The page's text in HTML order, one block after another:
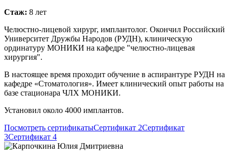
Стаж: 8 лет
Челюстно-лицевой хирург, имплантолог. Окончил Российский
Университет Дружбы Народов (РУДН), клиническую
ординатуру МОНИКИ на кафедре "челюстно-лицевая
хирургия".
В настоящее время проходит обучение в аспирантуре РУДН на
кафедре «Стоматология». Имеет клинический опыт работы на
базе стационара ЧЛХ МОНИКИ.
Установил около 4000 имплантов.
Посмотреть сертификатыСертификат 2Сертификат
3Сертификат 4